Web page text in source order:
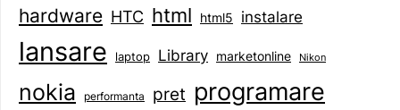
hardware HTC html html5 instalare
lansare laptop Library marketonline Nikon
nokia performanta pret programare